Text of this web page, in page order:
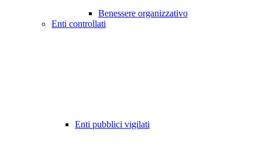
Benessere organizzativo
Enti controllati
Enti pubblici vigilati